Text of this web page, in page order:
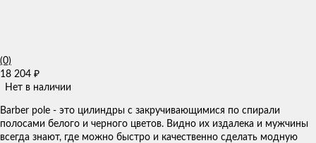
(0)
18 204 ₽
Нет в наличии
Barber pole - это цилиндры с закручивающимися по спирали
полосами белого и черного цветов. Видно их издалека и мужчины
всегда знают, где можно быстро и качественно сделать модную